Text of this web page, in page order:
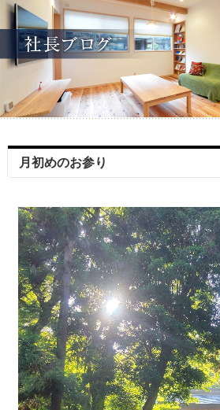
月初めのお参り